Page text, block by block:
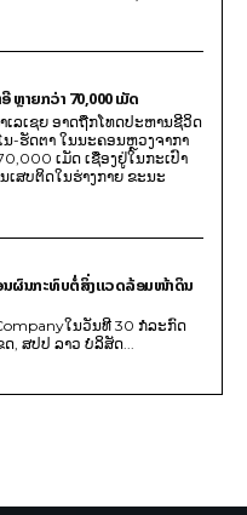
ຫຼາຍກວ່າ 70,000 ເມັດ
ເລເຊຍ ອາດຖືກໂທດປະຫານຊີວິດ
-ຮັດຕາ ໃນນະຄອນຫຼວງຈາກາ
ເມັດ ເຊື່ອງຢູ່ໃນກະເປົາ
ເສບຕິດໃນຮ່າງກາຍ ຂະນະ
ຜົນກະທົບຕໍ່ສິ່ງແວດລ້ອມໜ້າດິນ
ໃນວັນທີ 30 ກໍລະກົດ
, ສປປ ລາວ ບໍລິສັດ...